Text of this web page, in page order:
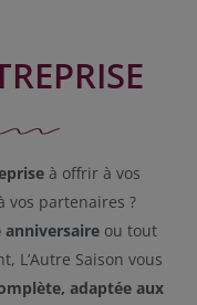
à offrir à vos
vos partenaires ?
anniversaireou tout
L’Autre Saison vous
adaptée aux